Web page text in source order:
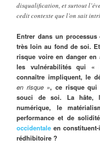
disqualification, et surtout
cedit contexte que l’on sait
Entrer dans un
très loin au fond de soi.
risque voire en danger
les vulnérabilités qui «
connaître impliquent, le
en risque », ce risque qui
souci de soi. La hâte,
numérique, le
performance et de
occidentale en
rédhibitoire ?